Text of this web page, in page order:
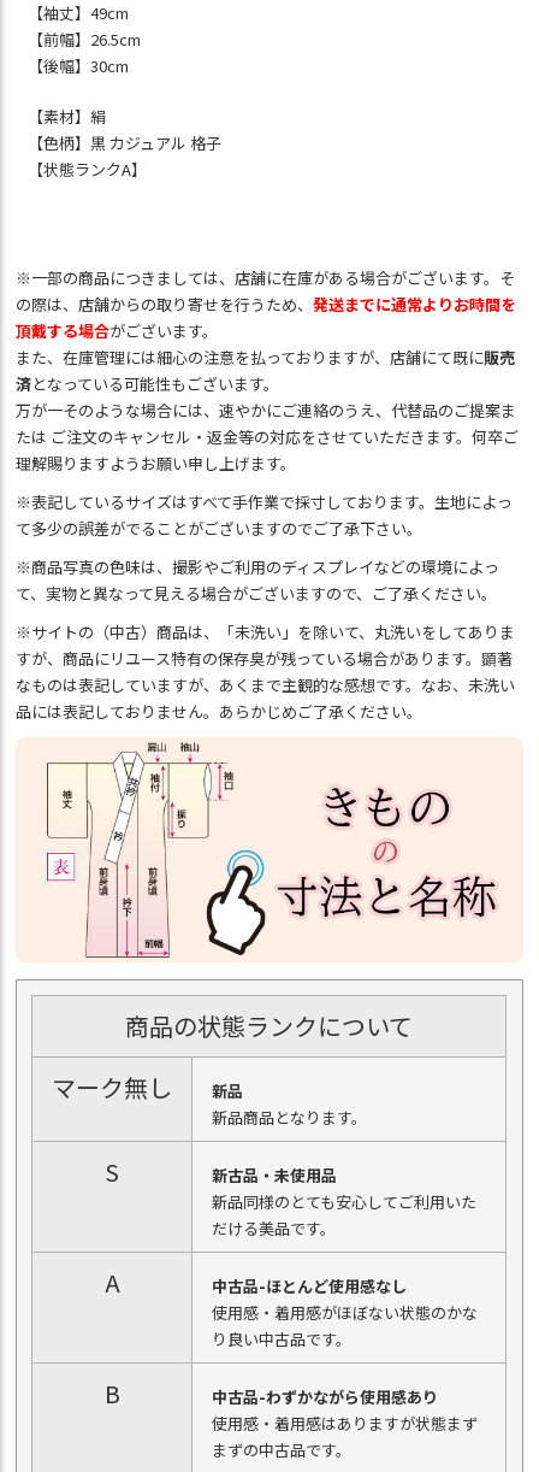
【袖丈】49cm
【前幅】26.5cm
【後幅】30cm
【素材】絹
【色柄】黒 カジュアル 格子
【状態ランクA】
※一部の商品につきましては、店舗に在庫がある場合がございます。そ
の際は、店舗からの取り寄せを行うため、発送までに通常よりお時間を
頂戴する場合がございます。
また、在庫管理には細心の注意を払っておりますが、店舗にて既に販売
済となっている可能性もございます。
万が一そのような場合には、速やかにご連絡のうえ、代替品のご提案ま
たは ご注文のキャンセル・返金等の対応をさせていただきます。何卒ご
理解賜りますようお願い申し上げます。
※表記しているサイズはすべて手作業で採寸しております。生地によっ
て多少の誤差がでることがございますのでご了承下さい。
※商品写真の色味は、撮影やご利用のディスプレイなどの環境によっ
て、実物と異なって見える場合がございますので、ご了承ください。
※サイトの（中古）商品は、「未洗い」を除いて、丸洗いをしてありま
すが、商品にリユース特有の保存臭が残っている場合があります。顕著
なものは表記していますが、あくまで主観的な感想です。なお、未洗い
品には表記しておりません。あらかじめご了承ください。
商品の状態ランクについて
マーク無し
新品
新品商品となります。
S
新古品・未使用品
新品同様のとても安心してご利用いた
だける美品です。
A
中古品-ほとんど使用感なし
使用感・着用感がほぼない状態のかな
り良い中古品です。
B
中古品-わずかながら使用感あり
使用感・着用感はありますが状態まず
まずの中古品です。